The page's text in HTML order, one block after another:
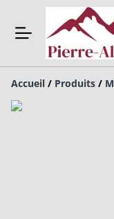
Accueil / Produits /